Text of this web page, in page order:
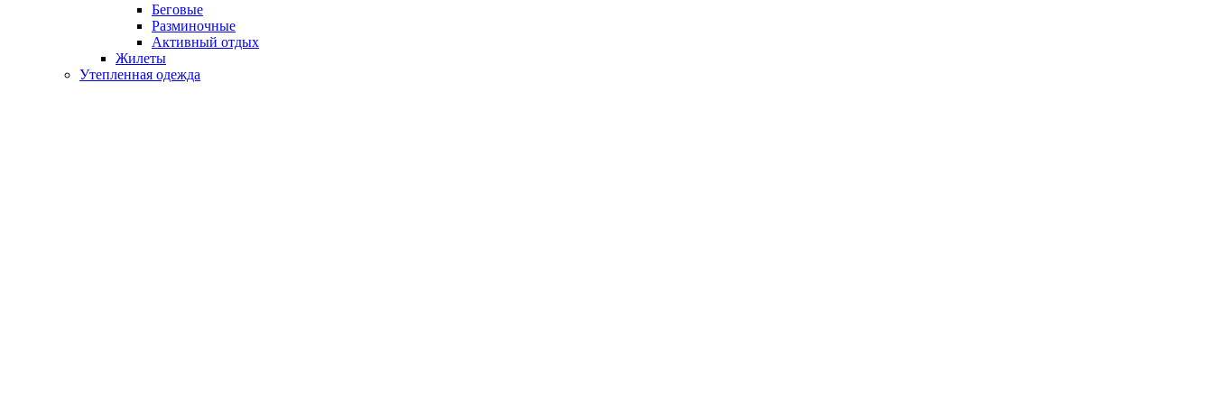
Беговые
Разминочные
Активный отдых
Жилеты
Утепленная одежда